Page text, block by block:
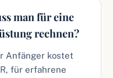
man für eine
rechnen?
Anfänger kostet
für erfahrene